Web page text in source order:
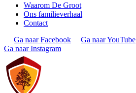
Waarom De Groot
Ons familieverhaal
Contact
Ga naar Facebook
Ga naar YouTube
Ga naar Instagram